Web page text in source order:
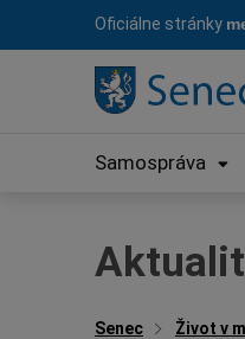
Oficiálne stránky
Samospráva
Senec Život v